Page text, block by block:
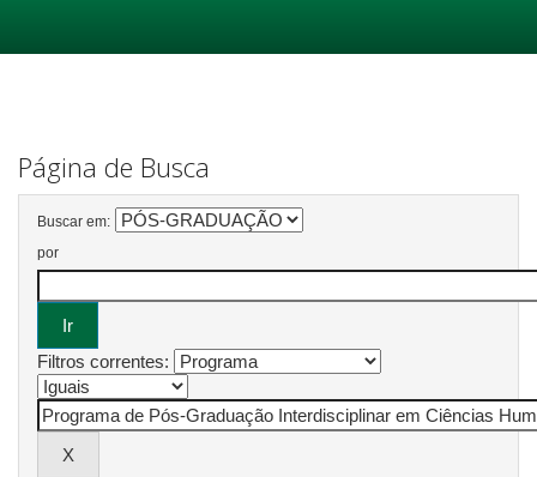
Página de Busca
Buscar em:
por
Filtros correntes: